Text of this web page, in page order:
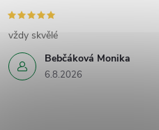
Bebčáková Monika
6.8.2026
vždy skvělé